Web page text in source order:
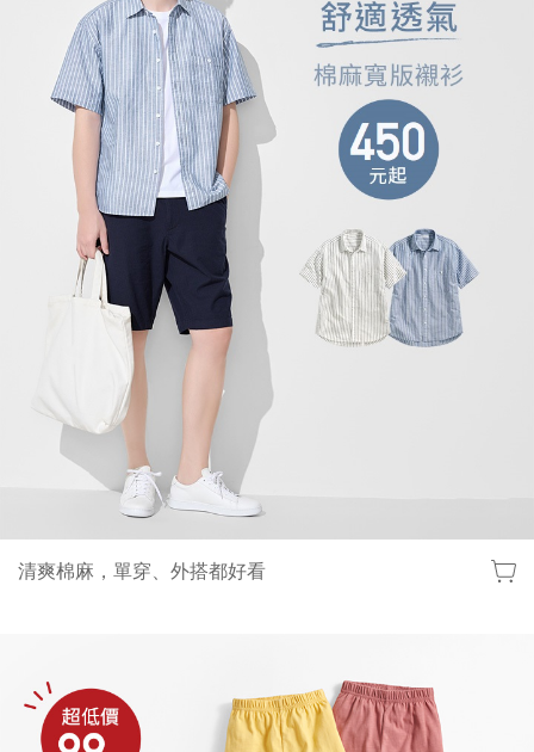
清爽棉麻，單穿、外搭都好看